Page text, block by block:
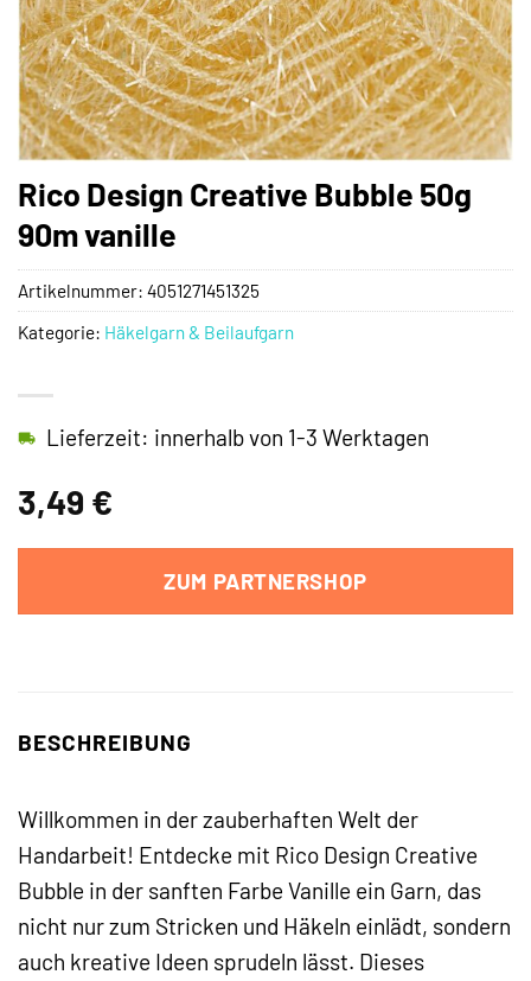
Rico Design Creative Bubble 50g
90m vanille
3,49 €
Lieferzeit: innerhalb von 1-3 Werktagen
ZUM PARTNERSHOP
Artikelnummer: 4051271451325
Kategorie: Häkelgarn & Beilaufgarn
BESCHREIBUNG
Willkommen in der zauberhaften Welt der
Handarbeit! Entdecke mit Rico Design Creative
Bubble in der sanften Farbe Vanille ein Garn, das
nicht nur zum Stricken und Häkeln einlädt, sondern
auch kreative Ideen sprudeln lässt. Dieses